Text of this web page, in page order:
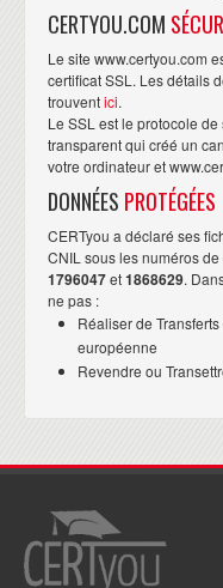
CERTYOU.COM
Le site www.certyou.com
certificat SSL. Les détails
trouventici.
Le SSL est le protocole de
transparent qui créé un
votre ordinateur et
DONNÉES PROTÉGÉES
CERTyou a déclaré ses
CNIL sous les numéros
1796047et1868629.
ne pas :
Réaliser de
européenne
Revendre ou